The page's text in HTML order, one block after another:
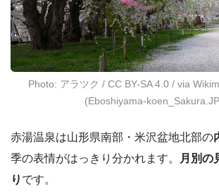
Photo: アラツク / CC BY-SA 4.0 / via
(Eboshiyama-
赤湯温泉は山形県南部・米沢盆地北部の
季の表情がはっきり分かれます。
月別の
り です。